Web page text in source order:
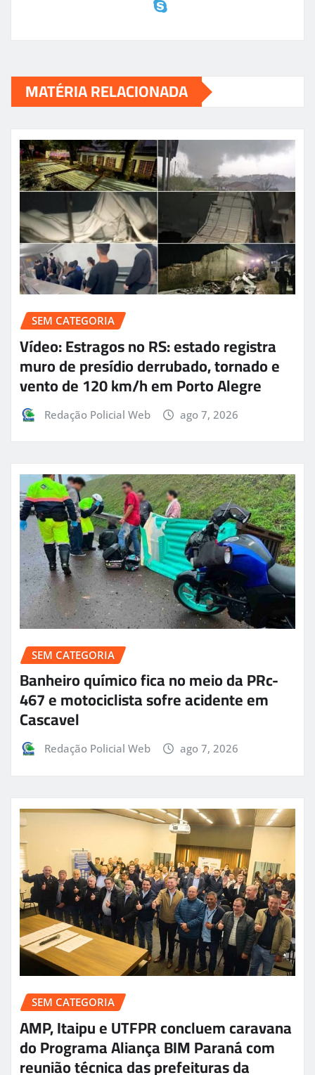
MATÉRIA RELACIONADA
SEM CATEGORIA
Vídeo: Estragos no RS: estado registra
muro de presídio derrubado, tornado e
vento de 120 km/h em Porto Alegre
Redação Policial Web ago 7, 2026
SEM CATEGORIA
Banheiro químico fica no meio da PRc-
467 e motociclista sofre acidente em
Cascavel
Redação Policial Web ago 7, 2026
SEM CATEGORIA
AMP, Itaipu e UTFPR concluem caravana
do Programa Aliança BIM Paraná com
reunião técnica das prefeituras da